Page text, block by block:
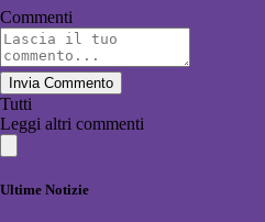
Commenti
Invia Commento
Tutti
Leggi altri commenti
Ultime Notizie